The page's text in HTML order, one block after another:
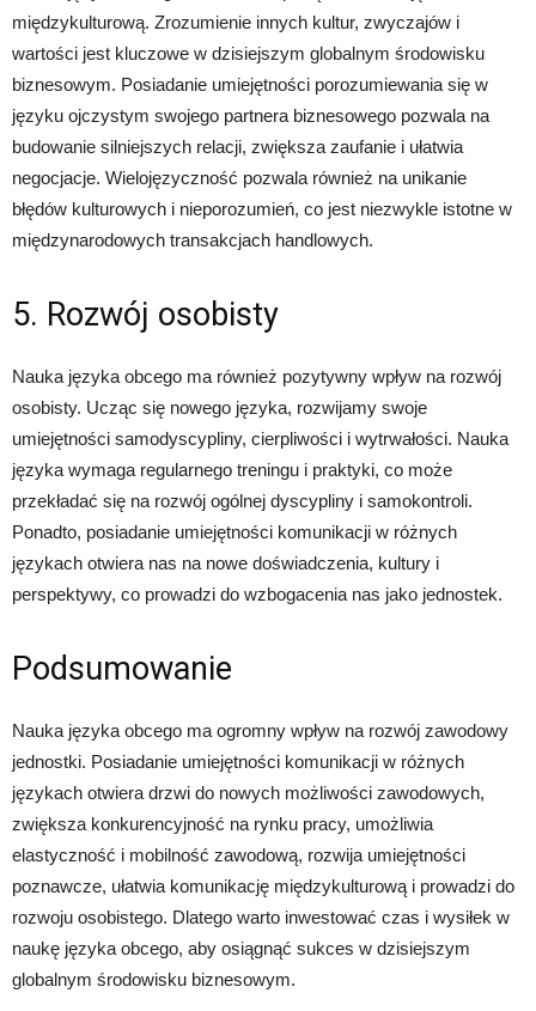
międzykulturową. Zrozumienie innych kultur, zwyczajów i
wartości jest kluczowe w dzisiejszym globalnym środowisku
biznesowym. Posiadanie umiejętności porozumiewania się w
języku ojczystym swojego partnera biznesowego pozwala na
budowanie silniejszych relacji, zwiększa zaufanie i ułatwia
negocjacje. Wielojęzyczność pozwala również na unikanie
błędów kulturowych i nieporozumień, co jest niezwykle istotne w
międzynarodowych transakcjach handlowych.
5. Rozwój osobisty
Nauka języka obcego ma również pozytywny wpływ na rozwój
osobisty. Ucząc się nowego języka, rozwijamy swoje
umiejętności samodyscypliny, cierpliwości i wytrwałości. Nauka
języka wymaga regularnego treningu i praktyki, co może
przekładać się na rozwój ogólnej dyscypliny i samokontroli.
Ponadto, posiadanie umiejętności komunikacji w różnych
językach otwiera nas na nowe doświadczenia, kultury i
perspektywy, co prowadzi do wzbogacenia nas jako jednostek.
Podsumowanie
Nauka języka obcego ma ogromny wpływ na rozwój zawodowy
jednostki. Posiadanie umiejętności komunikacji w różnych
językach otwiera drzwi do nowych możliwości zawodowych,
zwiększa konkurencyjność na rynku pracy, umożliwia
elastyczność i mobilność zawodową, rozwija umiejętności
poznawcze, ułatwia komunikację międzykulturową i prowadzi do
rozwoju osobistego. Dlatego warto inwestować czas i wysiłek w
naukę języka obcego, aby osiągnąć sukces w dzisiejszym
globalnym środowisku biznesowym.